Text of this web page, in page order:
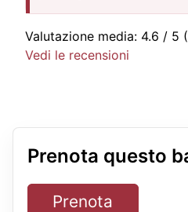
Valutazione media: 4.6 / 5
Vedi le recensioni
Prenota questo
Prenota